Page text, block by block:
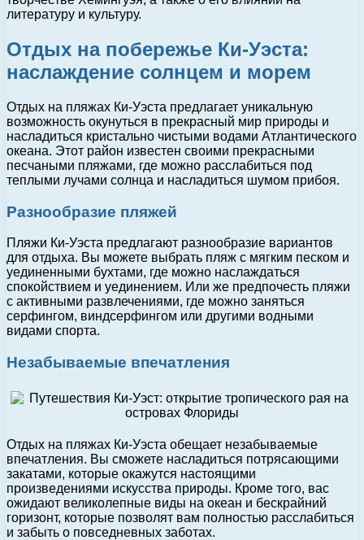
литературу и культуру.
Отдых на побережье Ки-Уэста:
наслаждение солнцем и морем
Отдых на пляжах Ки-Уэста предлагает уникальную
возможность окунуться в прекрасный мир природы и
насладиться кристально чистыми водами Атлантического
океана. Этот район известен своими прекрасными
песчаными пляжами, где можно расслабиться под
теплыми лучами солнца и насладиться шумом прибоя.
Разнообразие пляжей
Пляжи Ки-Уэста предлагают разнообразие вариантов
для отдыха. Вы можете выбрать пляж с мягким песком и
уединенными бухтами, где можно наслаждаться
спокойствием и уединением. Или же предпочесть пляжи
с активными развлечениями, где можно заняться
серфингом, виндсерфингом или другими водными
видами спорта.
Незабываемые впечатления
Отдых на пляжах Ки-Уэста обещает незабываемые
впечатления. Вы сможете насладиться потрясающими
закатами, которые окажутся настоящими
произведениями искусства природы. Кроме того, вас
ожидают великолепные виды на океан и бескрайний
горизонт, которые позволят вам полностью расслабиться
и забыть о повседневных заботах.